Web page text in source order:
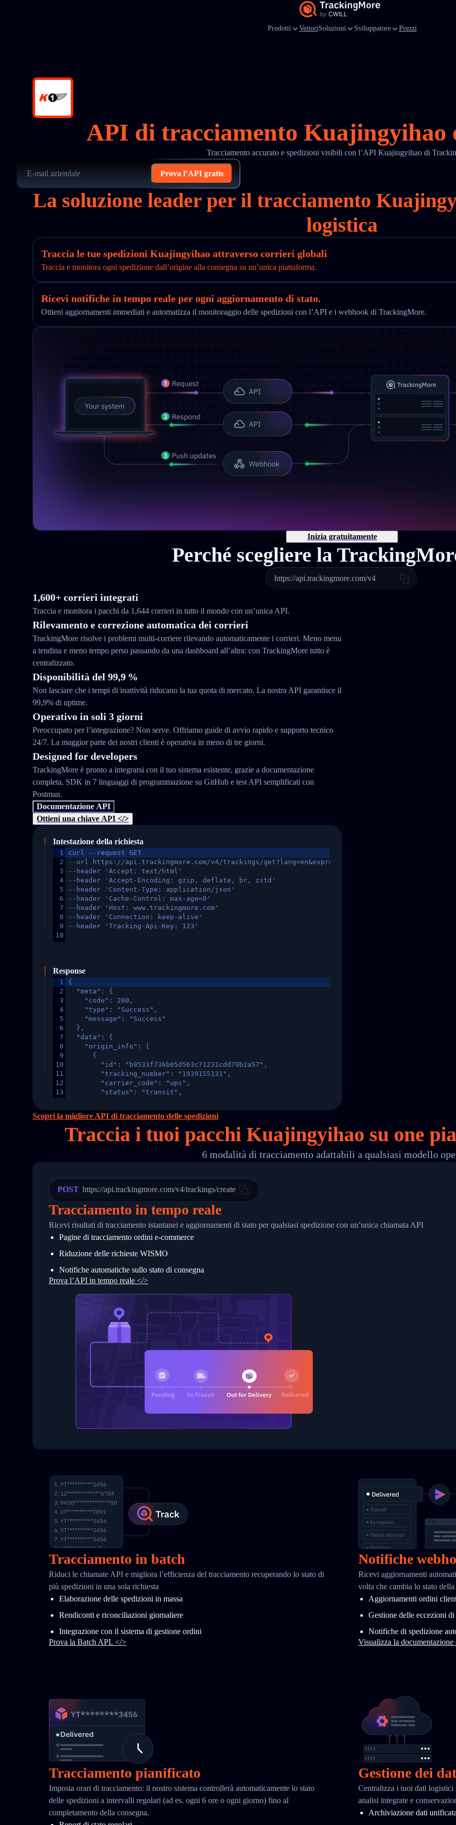
Prodotti VettoriSoluzioni Sviluppatore Prezzi
API di tracciamento Kuajingyihao
Tracciamento accurato e spedizioni visibili con l’API Kuajingyihao di
Prova l’API gratis
La soluzione leader per il tracciamento
logistica
Traccia le tue spedizioni Kuajingyihao attraverso corrieri globali
Traccia e monitora ogni spedizione dall’origine alla consegna su un’unica piattaforma.
Ricevi notifiche in tempo reale per ogni aggiornamento di stato.
Ottieni aggiornamenti immediati e automatizza il monitoraggio delle spedizioni con l’API e i webhook di TrackingMore.
Inizia gratuitamente
Perché scegliere la
https://api.trackingmore.com/v4
1,600+ corrieri integrati
Traccia e monitora i pacchi da 1,644 corrieri in tutto il mondo con un’unica API.
Rilevamento e correzione automatica dei corrieri
TrackingMore risolve i problemi multi-corriere rilevando automaticamente i corrieri. Meno menu
a tendina e meno tempo perso passando da una dashboard all’altra: con TrackingMore tutto è
centralizzato.
Disponibilità del 99,9 %
Non lasciare che i tempi di inattività riducano la tua quota di mercato. La nostra API garantisce il
99,9% di uptime.
Operativo in soli 3 giorni
Preoccupato per l’integrazione? Non serve. Offriamo guide di avvio rapido e supporto tecnico
24/7. La maggior parte dei nostri clienti è operativa in meno di tre giorni.
Designed for developers
TrackingMore è pronto a integrarsi con il tuo sistema esistente, grazie a documentazione
completa, SDK in 7 linguaggi di programmazione su GitHub e test API semplificati con
Postman.
Documentazione API
Ottieni una chiave API </>
Intestazione della richiesta
1
2
3
4
5
6
7
8
9
10
curl --request GET
--url https://api.trackingmore.com/v4/trackings/get?lang=en&express=ups&tracknumber=1939155131
--header 'Accept: text/html'
--header 'Accept-Encoding: gzip, deflate, br, zstd'
--header 'Content-Type: application/json'
--header 'Cache-Control: max-age=0'
--header 'Host: www.trackingmore.com'
--header 'Connection: keep-alive'
--header 'Tracking-Api-Key: 123'
Response
1
2
3
4
5
6
7
8
9
10
11
12
13
16
24
25
26
27
28
29
31
32
34
{
  "meta": {
    "code": 200,
    "type": "Success",
    "message": "Success"
  },
  "data": {
    "origin_info": [
      {
        "id": "b9533f736b05d563c71231cdd79b2a57",
        "tracking_number": "1939155131",
        "carrier_code": "ups",
        "status": "transit",
        "itemTimeLength": 2,
        "weblink": "",
        "phone": null,
"Details": "Departed Facility in HONG KONG-HONG KONG, HONG KONG-HONG KONG,2017-03-
          },
          {
            "Date": "2017-03-06 15:28:00",
            "StatusDescription": "Shipment picked up",
            "Details": "BEIJING-CHINA,PEOPLES REPUBLIC"
          }
      }
    ]
}
Scopri la migliore API di tracciamento delle spedizioni
Traccia i tuoi pacchi Kuajingyihao su one
6 modalità di tracciamento adattabili a qualsiasi modello
POST https://api.trackingmore.com/v4/trackings/create
Tracciamento in tempo reale
Ricevi risultati di tracciamento istantanei e aggiornamenti di stato per qualsiasi spedizione con un’unica chiamata API
Pagine di tracciamento ordini e‑commerce
Riduzione delle richieste WISMO
Notifiche automatiche sullo stato di consegna
Prova l’API in tempo reale </>
Tracciamento in batch
Riduci le chiamate API e migliora l’efficienza del tracciamento recuperando lo stato di
più spedizioni in una sola richiesta
Elaborazione delle spedizioni in massa
Rendiconti e riconciliazioni giornaliere
Integrazione con il sistema di gestione ordini
Prova la Batch API. </>
Notifiche
Ricevi aggiornamenti
volta che cambia lo stato
Aggiornamenti ordini
Gestione delle eccezioni di
Notifiche di spedizione
Visualizza la
Tracciamento pianificato
Imposta orari di tracciamento: il nostro sistema controllerà automaticamente lo stato
delle spedizioni a intervalli regolari (ad es. ogni 6 ore o ogni giorno) fino al
completamento della consegna.
Gestione dei
Centralizza i tuoi dati
analisi integrate e
Archiviazione dati unificata